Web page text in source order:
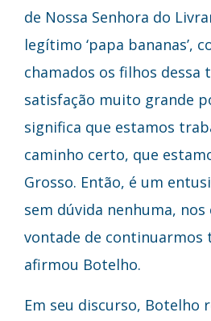
de Nossa Senhora do
legítimo ‘papa bananas’,
chamados os filhos dessa
satisfação muito grande
significa que estamos
caminho certo, que
Grosso. Então, é um
sem dúvida nenhuma, nos
vontade de continuarmos
afirmou Botelho.
Em seu discurso, Botelho